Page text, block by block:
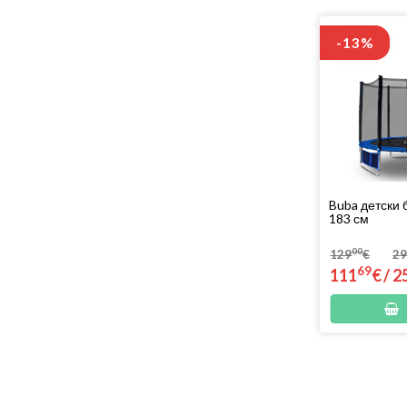
-13%
Buba детски
183 см
12900€
11169€/